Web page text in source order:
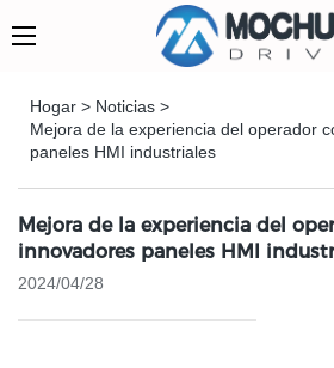
Hogar > Noticias >
Mejora de la experiencia del operador
paneles HMI industriales
Mejora de la experiencia del
innovadores paneles HMI
2024/04/28